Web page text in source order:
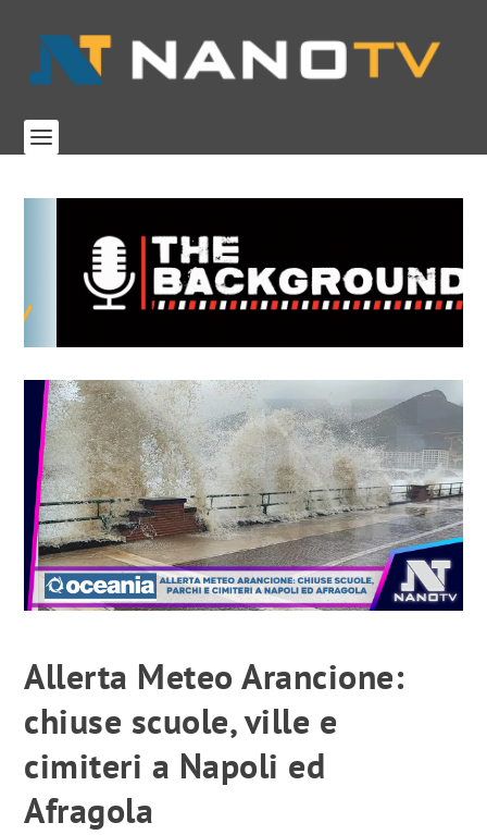
Allerta Meteo Arancione:
chiuse scuole, ville e
cimiteri a Napoli ed
Afragola